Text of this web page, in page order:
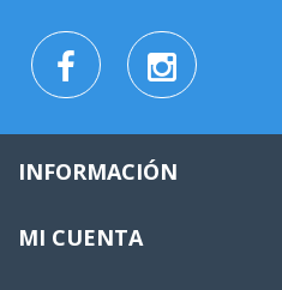
INFORMACIÓN
MI CUENTA